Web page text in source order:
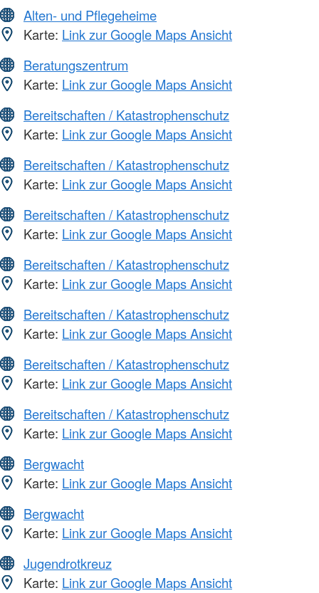
Alten- und Pflegeheime
Karte: Link zur Google Maps Ansicht
Beratungszentrum
Karte: Link zur Google Maps Ansicht
Bereitschaften / Katastrophenschutz
Karte: Link zur Google Maps Ansicht
Bereitschaften / Katastrophenschutz
Karte: Link zur Google Maps Ansicht
Bereitschaften / Katastrophenschutz
Karte: Link zur Google Maps Ansicht
Bereitschaften / Katastrophenschutz
Karte: Link zur Google Maps Ansicht
Bereitschaften / Katastrophenschutz
Karte: Link zur Google Maps Ansicht
Bereitschaften / Katastrophenschutz
Karte: Link zur Google Maps Ansicht
Bereitschaften / Katastrophenschutz
Karte: Link zur Google Maps Ansicht
Bergwacht
Karte: Link zur Google Maps Ansicht
Bergwacht
Karte: Link zur Google Maps Ansicht
Jugendrotkreuz
Karte: Link zur Google Maps Ansicht